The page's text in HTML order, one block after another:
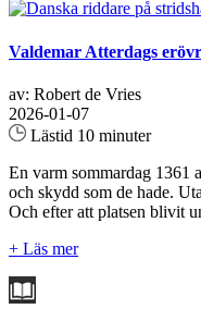
Valdemar Atterdags
av: Robert de Vries
2026-01-07
Lästid 10 minuter
En varm sommardag 1361
och skydd som de hade.
Och efter att platsen blivit
+ Läs mer